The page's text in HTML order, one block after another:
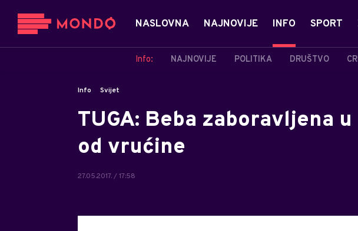
NASLOVNA NAJNOVIJE INFO
Info: NAJNOVIJE POLITIKA DRUŠTVO
SPORT
Info Svijet
TUGA: Beba zaboravljena
od vrućine
27.05.2017. / 17:58